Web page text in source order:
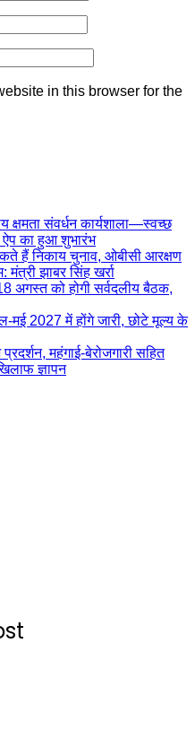
in this browser for the
क्षमता संवर्धन कार्यशाला—स्वच्छ
ऐप का हुआ शुभारंभ
हैं निकाय चुनाव, ओबीसी आरक्षण
मंत्री झाबर सिंह खर्रा
अगस्त को होगी सर्वदलीय बैठक,
मई 2027 में होंगे जारी, छोटे मूल्य के
महंगाई-बेरोजगारी सहित
ज्ञापन